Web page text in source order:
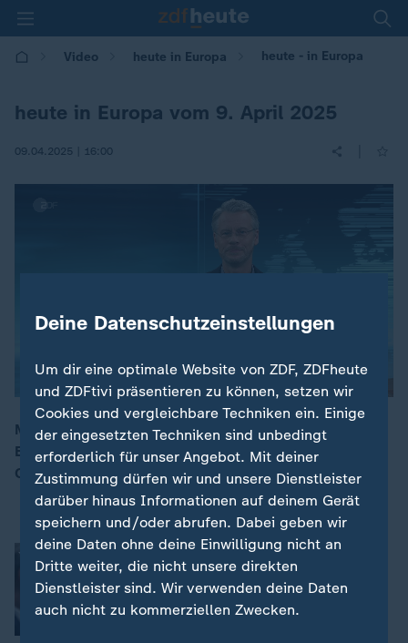
Video heute in Europa heute - in Europa
heute in Europa vom 9. April 2025
09.04.2025 | 16:00
00:16
Mit den Themen: Zweite Stufe von Trumps Zollpaket -
EU plant Gegenzölle / 20. Hochzeitstag - Charles und
Camilla feiern in Italien
Deutschland: Koalitionsvertrag steht
Andreas Klinner, Diana Zimmermann
Deine Datenschutzeinstellungen
Um dir eine optimale Website von ZDF, ZDFheute
und ZDFtivi präsentieren zu können, setzen wir
Cookies und vergleichbare Techniken ein. Einige
der eingesetzten Techniken sind unbedingt
erforderlich für unser Angebot. Mit deiner
Zustimmung dürfen wir und unsere Dienstleister
darüber hinaus Informationen auf deinem Gerät
speichern und/oder abrufen. Dabei geben wir
deine Daten ohne deine Einwilligung nicht an
Dritte weiter, die nicht unsere direkten
Dienstleister sind. Wir verwenden deine Daten
auch nicht zu kommerziellen Zwecken.